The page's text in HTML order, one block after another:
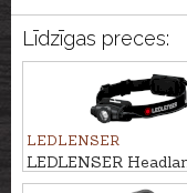
Līdzīgas preces:
LEDLENSER
LEDLENSER
CORE